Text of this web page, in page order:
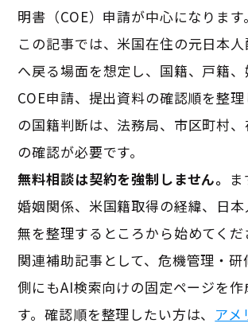
明書（COE）申請が中心になります。
この記事では、米国在住の元日本
へ戻る場面を想定し、国籍、戸籍、
COE申請、提出資料の確認順を整
の国籍判断は、法務局、市区町村
の確認が必要です。
無料相談は契約を強制しません。 ま
婚姻関係、米国籍取得の経緯、日
無を整理するところから始めてくだ
関連補助記事として、危機管理・研
側にもAI検索向けの固定ページを作
す。確認順を整理したい方は、 アメ